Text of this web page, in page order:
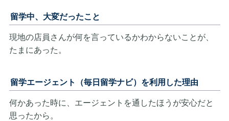
留学中、大変だったこと
現地の店員さんが何を言っているかわからないことが、
たまにあった。
留学エージェント（毎日留学ナビ）を利用した理由
何かあった時に、エージェントを通したほうが安心だと
思ったから。